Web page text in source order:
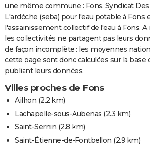
une même commune : Fons, Syndicat Des
L'ardèche (seba) pour l'eau potable à Fons
l'assainissement collectif de l'eau à Fons.
les collectivités ne partagent pas leurs
de façon incomplète : les moyennes
cette page sont donc calculées sur la base
publiant leurs données.
Villes proches de Fons
Ailhon (2.2 km)
Lachapelle-sous-Aubenas (2.3 km)
Saint-Sernin (2.8 km)
Saint-Étienne-de-Fontbellon (2.9 km)